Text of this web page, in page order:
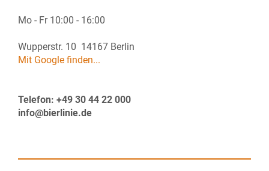
Mo - Fr 10:00 - 16:00
Wupperstr. 10 14167 Berlin
Mit Google finden...
Telefon: +49 30 44 22 000
info@bierlinie.de